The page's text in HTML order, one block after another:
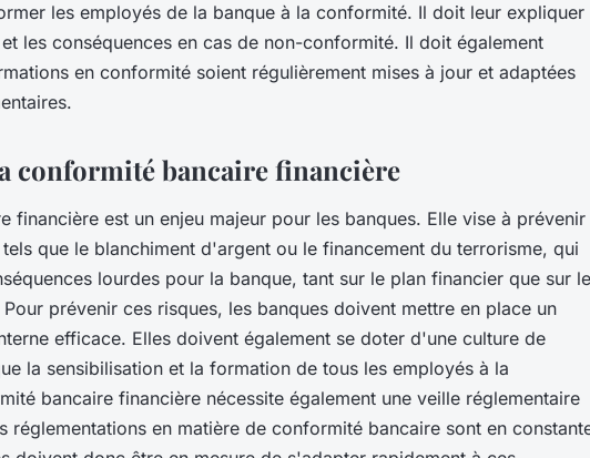
les employés de la banque à la conformité. Il doit leur expliquer
les conséquences en cas de non-conformité. Il doit également
en conformité soient régulièrement mises à jour et adaptées
conformité bancaire financière
financière est un enjeu majeur pour les banques. Elle vise à prévenir
que le blanchiment d'argent ou le financement du terrorisme, qui
lourdes pour la banque, tant sur le plan financier que sur le
prévenir ces risques, les banques doivent mettre en place un
efficace. Elles doivent également se doter d'une culture de
la sensibilisation et la formation de tous les employés à la
bancaire financière nécessite également une veille réglementaire
réglementations en matière de conformité bancaire sont en